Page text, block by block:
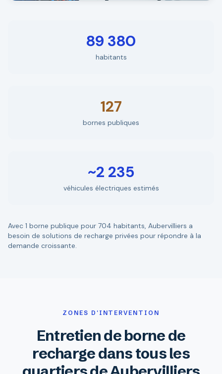
89 380
habitants
127
bornes publiques
~2 235
véhicules électriques estimés
Avec 1 borne publique pour 704 habitants, Aubervilliers a
besoin de solutions de recharge privées pour répondre à la
demande croissante.
ZONES D'INTERVENTION
Entretien de borne de
recharge dans tous les